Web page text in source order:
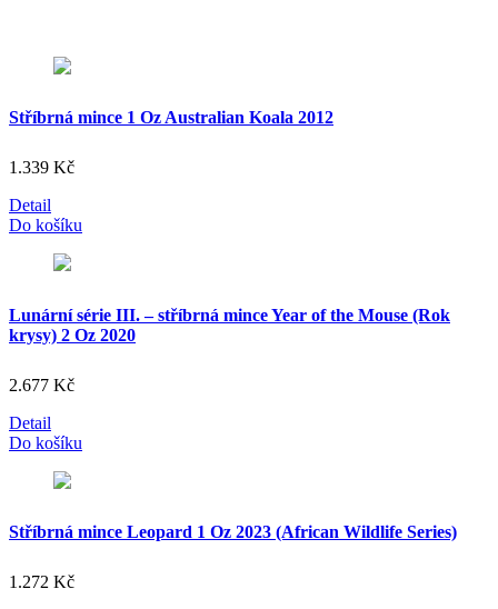
Stříbrná mince 1 Oz Australian Koala 2012
1.339 Kč
Detail
Do košíku
Lunární série III. – stříbrná mince Year of the Mouse (Rok
krysy) 2 Oz 2020
2.677 Kč
Detail
Do košíku
Stříbrná mince Leopard 1 Oz 2023 (African Wildlife Series)
1.272 Kč